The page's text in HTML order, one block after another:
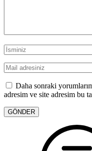
Daha sonraki
adresim ve site adresim bu